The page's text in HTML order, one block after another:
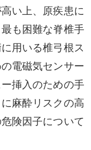
い上、原疾患に
も困難な脊椎手
用いる椎弓根ス
電磁気センサー
挿入のための手
麻酔リスクの高
険因子について